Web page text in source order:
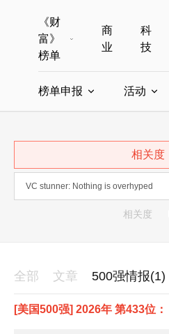
《财
富》
榜单
全部榜单
中国最具影响力商界女性
商
业
科
技
榜单申报 活动
相关度
相关度
全部 文章 500强情报(1)
[美国500强] 2026年 第433位：